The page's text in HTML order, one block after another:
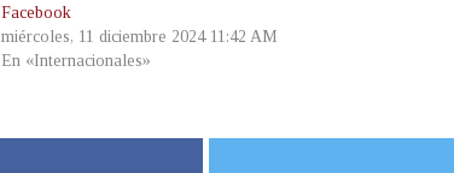
Facebook
miércoles, 11 diciembre 2024 11:42 AM
En «Internacionales»